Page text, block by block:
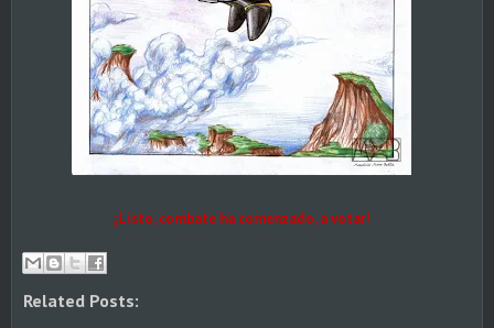
¡Listo, combate ha comenzado, a votar!
Related Posts: